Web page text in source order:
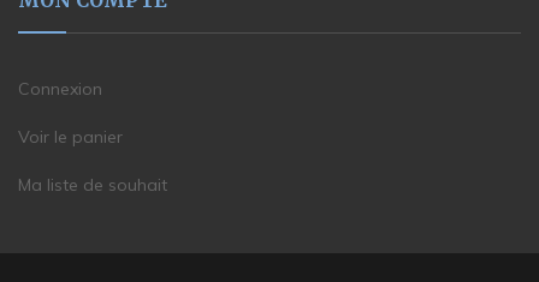
Connexion
Voir le panier
Ma liste de souhait